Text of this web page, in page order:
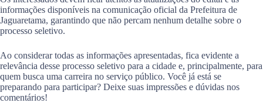
informações disponíveis na comunicação oficial da Prefeitura de
Jaguaretama, garantindo que não percam nenhum detalhe sobre o
processo seletivo.
Ao considerar todas as informações apresentadas, fica evidente a
relevância desse processo seletivo para a cidade e, principalmente, para
quem busca uma carreira no serviço público. Você já está se
preparando para participar? Deixe suas impressões e dúvidas nos
comentários!